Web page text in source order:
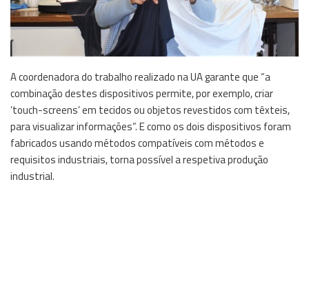
A coordenadora do trabalho realizado na UA garante que “a
combinação destes dispositivos permite, por exemplo, criar
‘touch-screens’ em tecidos ou objetos revestidos com têxteis,
para visualizar informações”. E como os dois dispositivos foram
fabricados usando métodos compatíveis com métodos e
requisitos industriais, torna possível a respetiva produção
industrial.